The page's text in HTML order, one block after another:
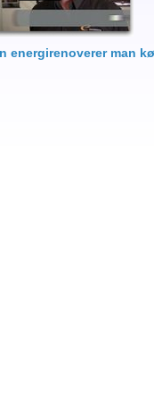
energirenoverer man